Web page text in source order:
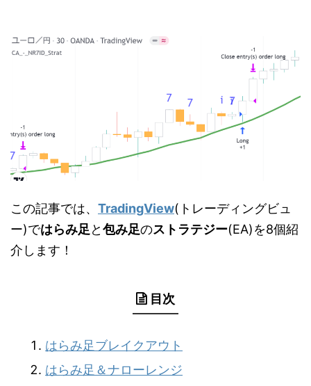
この記事では、 TradingView(トレーディングビュ
ー)ではらみ足と包み足のストラテジー(EA)を8個紹
介します！
目次
はらみ足ブレイクアウト
はらみ足＆ナローレンジ